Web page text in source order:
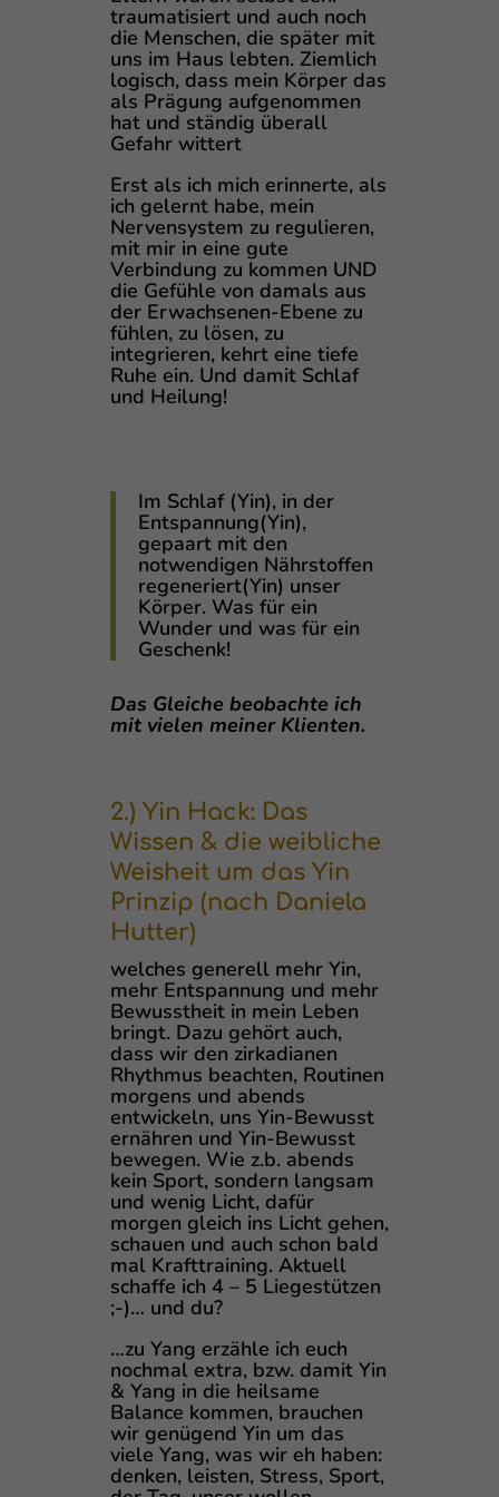
traumatisiert und auch noch
die Menschen, die später mit
uns im Haus lebten. Ziemlich
logisch, dass mein Körper das
als Prägung aufgenommen
hat und ständig überall
Gefahr wittert
Erst als ich mich erinnerte, als
ich gelernt habe, mein
Nervensystem zu regulieren,
mit mir in eine gute
Verbindung zu kommen UND
die Gefühle von damals aus
der Erwachsenen-Ebene zu
fühlen, zu lösen, zu
integrieren, kehrt eine tiefe
Ruhe ein. Und damit Schlaf
und Heilung!
Im Schlaf (Yin), in der
Entspannung(Yin),
gepaart mit den
notwendigen Nährstoffen
regeneriert(Yin) unser
Körper. Was für ein
Wunder und was für ein
Geschenk!
Das Gleiche beobachte ich
mit vielen meiner Klienten.
2.) Yin Hack: Das
Wissen & die weibliche
Weisheit um das Yin
Prinzip (nach Daniela
Hutter)
welches generell mehr Yin,
mehr Entspannung und mehr
Bewusstheit in mein Leben
bringt. Dazu gehört auch,
dass wir den zirkadianen
Rhythmus beachten, Routinen
morgens und abends
entwickeln, uns Yin-Bewusst
ernähren und Yin-Bewusst
bewegen. Wie z.b. abends
kein Sport, sondern langsam
und wenig Licht, dafür
morgen gleich ins Licht gehen,
schauen und auch schon bald
mal Krafttraining. Aktuell
schaffe ich 4 – 5 Liegestützen
;-)… und du?
…zu Yang erzähle ich euch
nochmal extra, bzw. damit Yin
& Yang in die heilsame
Balance kommen, brauchen
wir genügend Yin um das
viele Yang, was wir eh haben:
denken, leisten, Stress, Sport,